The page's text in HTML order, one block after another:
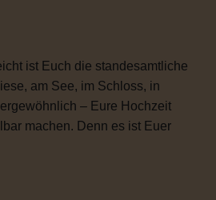
ist Euch die standesamtliche
am See, im Schloss, in
– Eure Hochzeit
machen. Denn es ist Euer